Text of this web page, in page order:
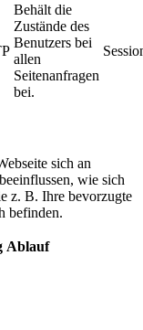
Behält die
Zustände des
Benutzers bei
allen
Seitenanfragen
bei.
sich an
wie sich
z. B. Ihre bevorzugte
befinden.
Ablauf